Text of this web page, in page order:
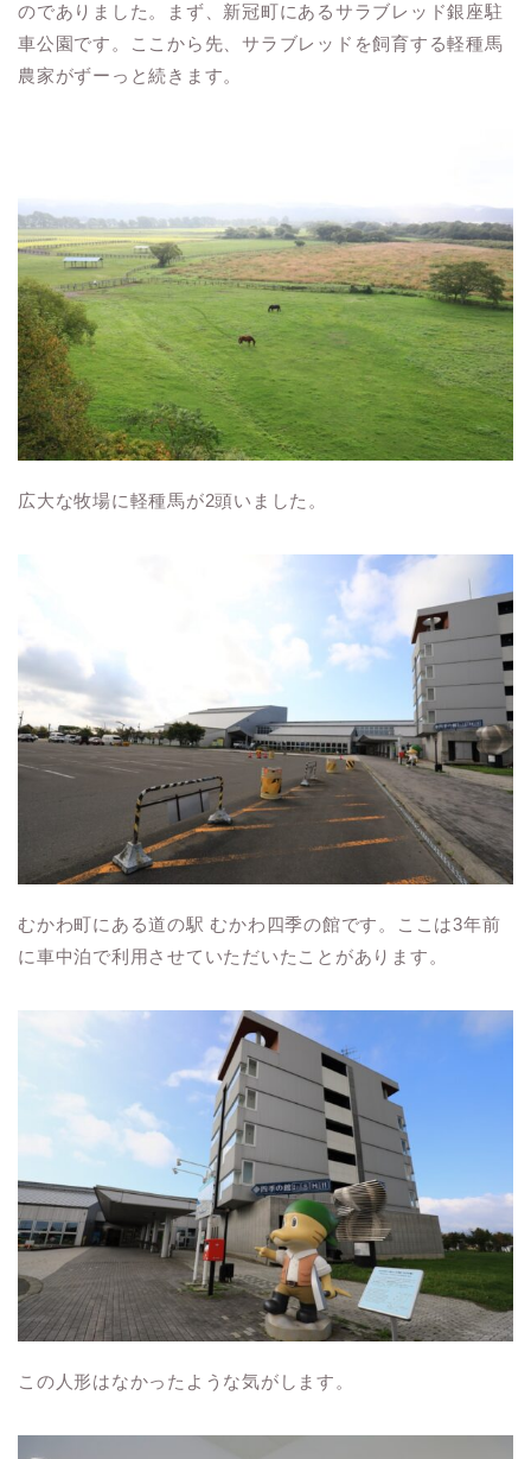
のでありました。まず、新冠町にあるサラブレッド銀座駐
車公園です。ここから先、サラブレッドを飼育する軽種馬
農家がずーっと続きます。
広大な牧場に軽種馬が2頭いました。
むかわ町にある道の駅 むかわ四季の館です。ここは3年前
に車中泊で利用させていただいたことがあります。
この人形はなかったような気がします。